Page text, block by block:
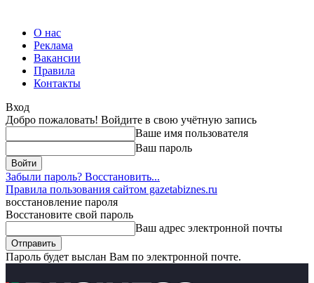
О нас
Реклама
Вакансии
Правила
Контакты
Вход
Добро пожаловать! Войдите в свою учётную запись
Ваше имя пользователя
Ваш пароль
Забыли пароль? Восстановить...
Правила пользования сайтом gazetabiznes.ru
восстановление пароля
Восстановите свой пароль
Ваш адрес электронной почты
Пароль будет выслан Вам по электронной почте.